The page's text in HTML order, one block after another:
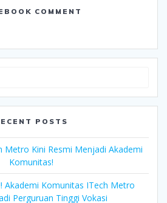
COMMENT
POSTS
Metro Kini Resmi Menjadi Akademi
Komunitas!
Akademi Komunitas ITech Metro
Perguruan Tinggi Vokasi